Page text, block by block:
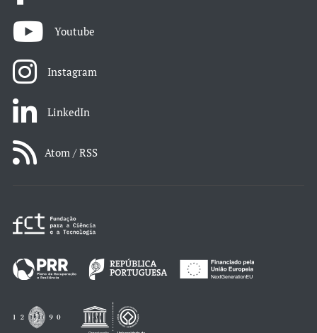
Youtube
Instagram
LinkedIn
Atom / RSS